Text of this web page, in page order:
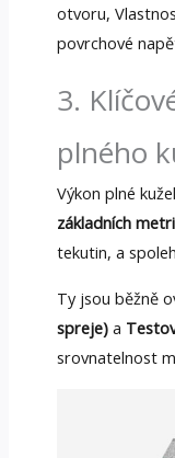
otvoru,
povrchové
3.
plného
Výkon plné
základních
tekutin, a
Ty jsou běžně
spreje)a
srovnatelnost